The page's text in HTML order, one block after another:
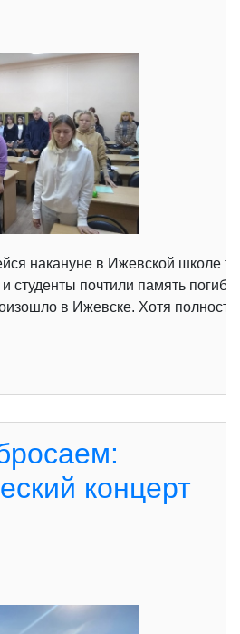
накануне в Ижевской школе
студенты почтили память
в Ижевске. Хотя
концерт